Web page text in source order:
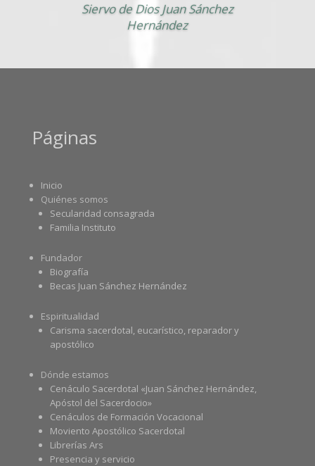
Siervo de Dios Juan Sánchez
Hernández
Páginas
Inicio
Quiénes somos
Secularidad consagrada
Familia Instituto
Fundador
Biografía
Becas Juan Sánchez Hernández
Espiritualidad
Carisma sacerdotal, eucarístico, reparador y
apostólico
Dónde estamos
Cenáculo Sacerdotal «Juan Sánchez Hernández,
Apóstol del Sacerdocio»
Cenáculos de Formación Vocacional
Moviento Apostólico Sacerdotal
Librerías Ars
Presencia y servicio